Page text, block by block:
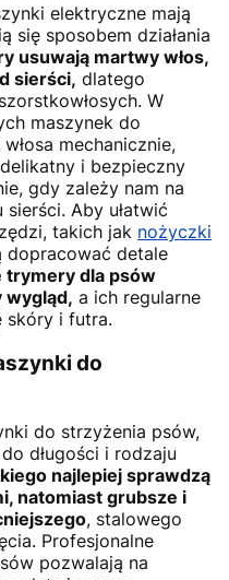
elektryczne mają
się sposobem działania
usuwają martwy włos,
sierści, dlatego
W
maszynek do
mechanicznie,
i bezpieczny
gdy zależy nam na
Aby ułatwić
takich jak nożyczki
dopracować detale
trymery dla psów
wygląd, a ich regularne
skóry i futra.
do
do strzyżenia psów,
długości i rodzaju
najlepiej sprawdzą
natomiast grubsze i
, stalowego
Profesjonalne
pozwalają na